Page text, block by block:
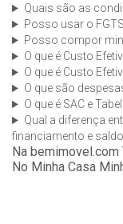
Quais são as
Posso usar o
Posso compor
O que é Custo
O que é Custo
O que são
O que é SAC e
Qual a diferença
financiamento e
Na bemimovel.com
No Minha Casa